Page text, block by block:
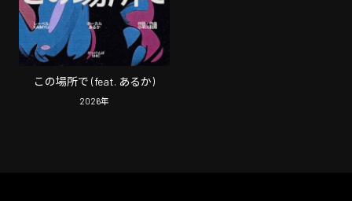
この場所で (feat. あるか)
2026年